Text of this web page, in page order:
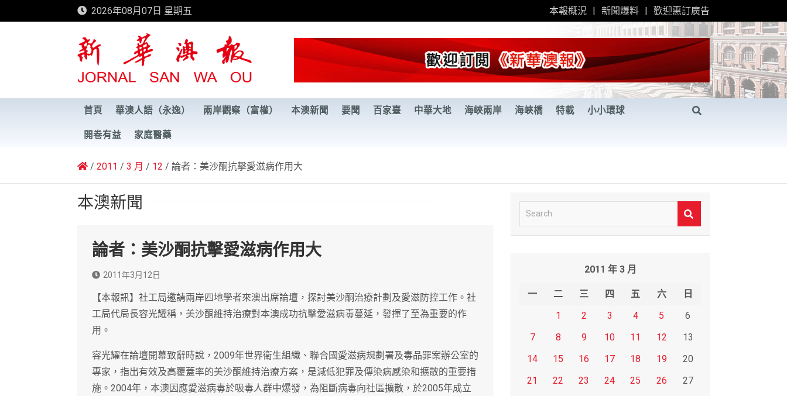
to
2026年08月07日 星期五 本報概況 新聞爆料 歡迎惠訂廣告
新華澳報
首頁 華澳人語（永逸） 兩岸觀察（富權） 本澳新聞 要聞 百家臺 中華大地 海峽兩岸 海峽橋 特載 小小環球
開卷有益 家庭醫藥
2011 3 月 12 論者：美沙酮抗擊愛滋病作用大
本澳新聞
論者：美沙酮抗擊愛滋病作用大
2011年3月12日
【本報訊】社工局邀請兩岸四地學者來澳出席論壇，探討美沙酮治療計劃及愛滋防控工作。社
工局代局長容光耀稱，美沙酮維持治療對本澳成功抗擊愛滋病毒蔓延，發揮了至為重要的作
用。
容光耀在論壇開幕致辭時說，2009年世界衛生組織、聯合國愛滋病規劃署及毒品罪案辦公室的
專家，指出有效及高覆蓋率的美沙酮維持治療方案，是減低犯罪及傳染病感染和擴散的重要措
施。2004年，本澳因應愛滋病毒於吸毒人群中爆發，為阻斷病毒向社區擴散，於2005年成立
e
2011 年 3 月
一 二 三 四 五 六
日
1
2 3 4 5
6
7
8 9 10 11 12
13
14
15 16 17 18 19
20
21
22 23 24 25 26
27